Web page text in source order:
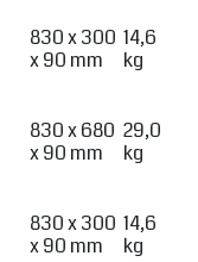
830 x 300
x 90 mm
14,6
kg
830 x 680
x 90 mm
29,0
kg
830 x 300
x 90 mm
14,6
kg